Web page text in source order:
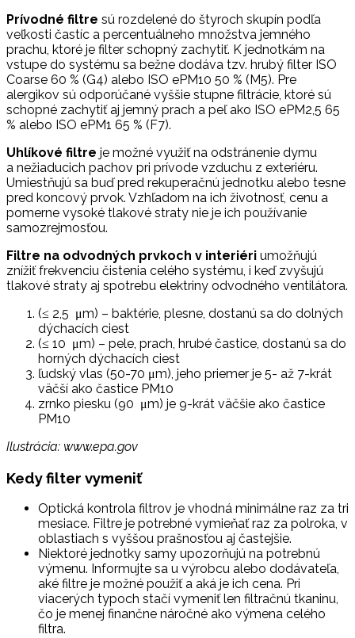
Prívodné filtre sú rozdelené do štyroch skupín podľa
veľkosti častíc a percentuálneho množstva jemného
prachu, ktoré je filter schopný zachytiť. K jednotkám na
vstupe do systému sa bežne dodáva tzv. hrubý filter ISO
Coarse 60 % (G4) alebo ISO ePM10 50 % (M5). Pre
alergikov sú odporúčané vyššie stupne filtrácie, ktoré sú
schopné zachytiť aj jemný prach a peľ ako ISO ePM2,5 65
% alebo ISO ePM1 65 % (F7).
Uhlíkové filtre je možné využiť na odstránenie dymu
a nežiaducich pachov pri prívode vzduchu z exteriéru.
Umiestňujú sa buď pred rekuperačnú jednotku alebo tesne
pred koncový prvok. Vzhľadom na ich životnosť, cenu a
pomerne vysoké tlakové straty nie je ich používanie
samozrejmosťou.
Filtre na odvodných prvkoch v interiéri umožňujú
znížiť frekvenciu čistenia celého systému, i keď zvyšujú
tlakové straty aj spotrebu elektriny odvodného ventilátora.
(≤ 2,5 μm) – baktérie, plesne, dostanú sa do dolných
dýchacích ciest
(≤ 10 μm) – pele, prach, hrubé častice, dostanú sa do
horných dýchacích ciest
ľudský vlas (50-70 μm), jeho priemer je 5- až 7-krát
väčší ako častice PM10
zrnko piesku (90 μm) je 9-krát väčšie ako častice
PM10
Ilustrácia: www.epa.gov
Kedy filter vymeniť
Optická kontrola filtrov je vhodná minimálne raz za tri
mesiace. Filtre je potrebné vymieňať raz za polroka, v
oblastiach s vyššou prašnosťou aj častejšie.
Niektoré jednotky samy upozorňujú na potrebnú
výmenu. Informujte sa u výrobcu alebo dodávateľa,
aké filtre je možné použiť a aká je ich cena. Pri
viacerých typoch stačí vymeniť len filtračnú tkaninu,
čo je menej finančne náročné ako výmena celého
filtra.